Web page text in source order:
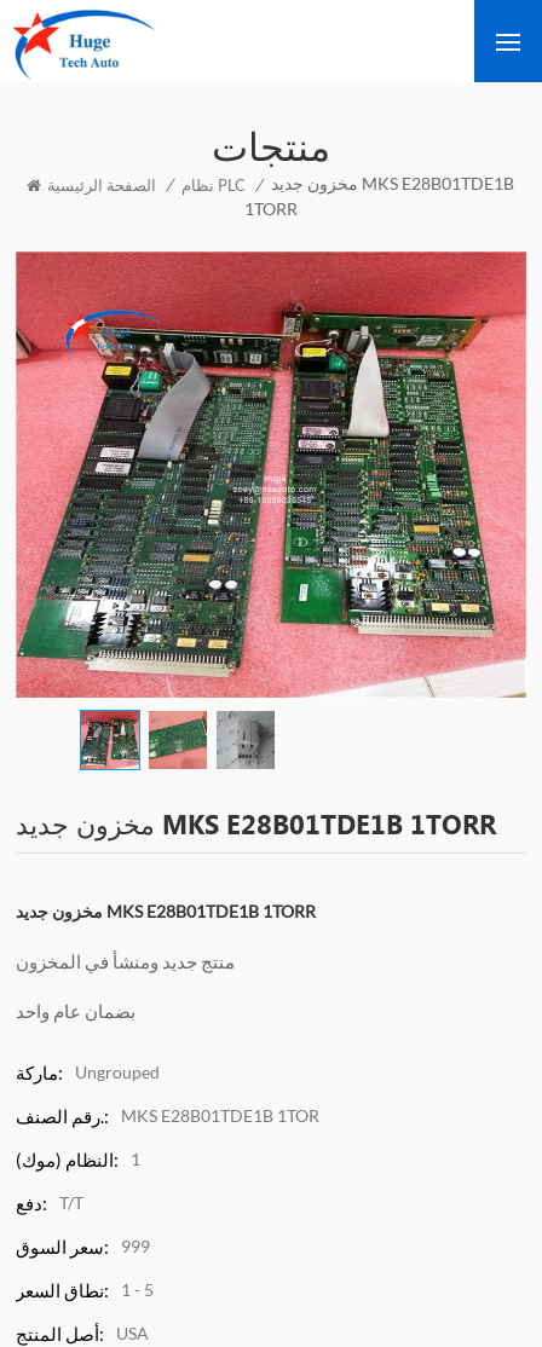
منتجات
الصفحة الرئيسية / نظام PLC / مخزون جديد MKS E28B01TDE1B
1TORR
مخزون جديد MKS E28B01TDE1B 1TORR
مخزون جديد MKS E28B01TDE1B 1TORR
منتج جديد ومنشأ في المخزون
بضمان عام واحد
ماركة: Ungrouped
رقم الصنف.: MKS E28B01TDE1B 1TOR
النظام (موك): 1
دفع: T/T
سعر السوق: 999
نطاق السعر: 1 - 5
أصل المنتج: USA